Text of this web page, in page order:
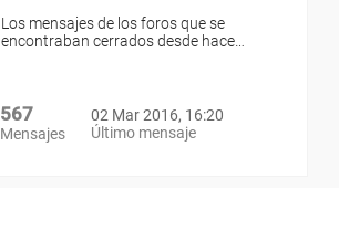
Los mensajes de los foros que se
encontraban cerrados desde hace…
567
Mensajes
02 Mar 2016, 16:20
Último mensaje